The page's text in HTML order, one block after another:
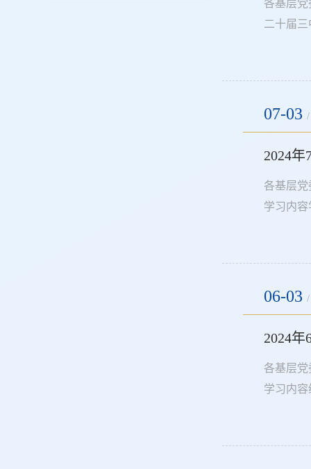
各基层
二十届
07-03 /
2024
各基层党
学习内
06-03 /
2024
各基层党
学习内